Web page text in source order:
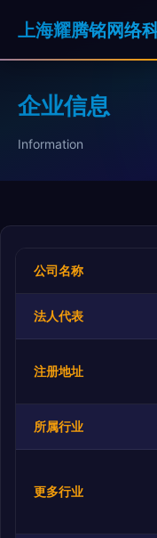
企业信息
Information
公司名称
法人代表
注册地址
所属行业
更多行业